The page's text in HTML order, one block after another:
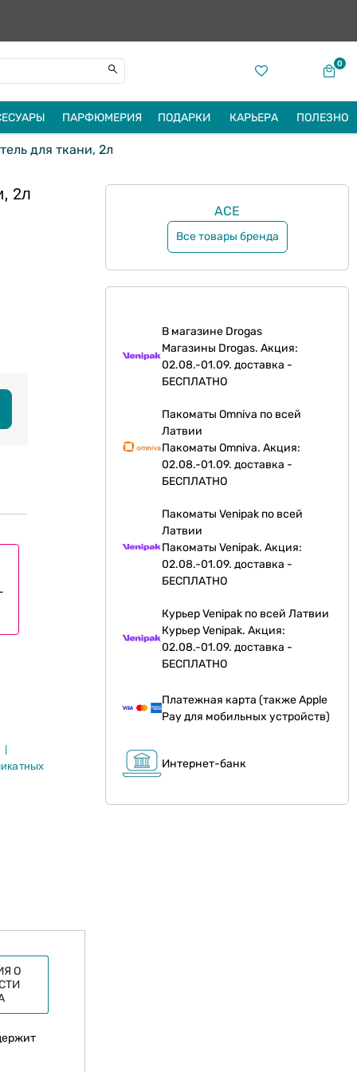
0
ПАРФЮМЕРИЯ ПОДАРКИ КАРЬЕРА ПОЛЕЗНО
для ткани, 2л
2л
ACE
Все товары бренда
В магазине Drogas
Магазины Drogas. Акция:
02.08.-01.09. доставка -
БЕСПЛАТНО
Пакоматы Omniva по всей
Латвии
Пакоматы Omniva. Акция:
02.08.-01.09. доставка -
БЕСПЛАТНО
Пакоматы Venipak по всей
Латвии
Пакоматы Venipak. Акция:
02.08.-01.09. доставка -
БЕСПЛАТНО
Курьер Venipak по всей Латвии
Курьер Venipak. Акция:
02.08.-01.09. доставка -
БЕСПЛАТНО
Платежная карта (также Apple
Pay для мобильных устройств)
Интернет-банк
О